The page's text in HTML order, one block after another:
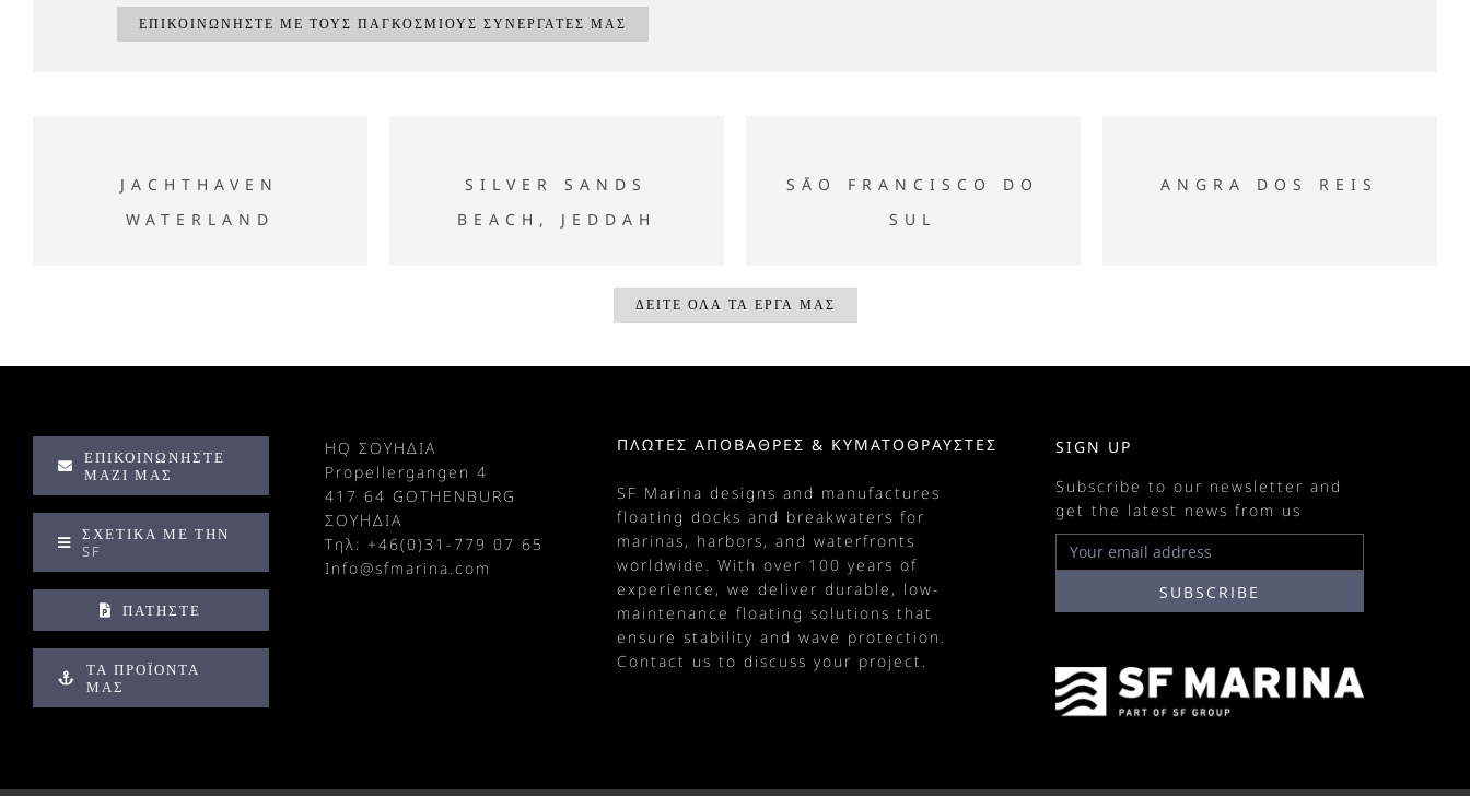
ΕΠΙΚΟΙΝΩΝΉΣΤΕ ΜΕ ΤΟΥΣ ΠΑΓΚΌΣΜΙΟΥΣ ΣΥΝΕΡΓΆΤΕΣ ΜΑΣ
JACHTHAVEN
WATERLAND
SILVER SANDS
BEACH, JEDDAH
SĀO FRANCISCO DO
SUL
ANGRA DOS REIS
ΔΕΊΤΕ ΌΛΑ ΤΑ ΈΡΓΑ ΜΑΣ
ΕΠΙΚΟΙΝΩΝΉΣΤΕ
ΜΑΖΊ ΜΑΣ
ΣΧΕΤΙΚΆ ΜΕ ΤΗΝ
SF
ΠΑΤΉΣΤΕ
ΤΑ ΠΡΟΪΌΝΤΑ
ΜΑΣ
HQ ΣΟΥΗΔΙΑ
Propellergangen 4
417 64 GOTHENBURG
ΣΟΥΗΔΙΑ
Τηλ: +46(0)31-779 07 65
Info@sfmarina.com
ΠΛΩΤΈΣ ΑΠΟΒΆΘΡΕΣ & ΚΥΜΑΤΟΘΡΑΎΣΤΕΣ
SF Marina designs and manufactures
floating docks and breakwaters for
marinas, harbors, and waterfronts
worldwide. With over 100 years of
experience, we deliver durable, low-
maintenance floating solutions that
ensure stability and wave protection.
Contact us to discuss your project.
SIGN UP
Subscribe to our newsletter and
get the latest news from us